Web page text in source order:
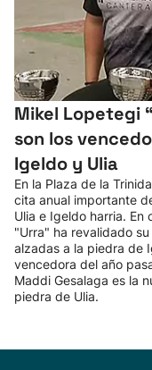
Mikel Lopetegi
son los
Igeldo y Ulia
En la Plaza de la
cita anual importante
Ulia e Igeldo harria.
"Urra" ha revalidado
alzadas a la piedra de
vencedora del año
Maddi Gesalaga es la
piedra de Ulia.